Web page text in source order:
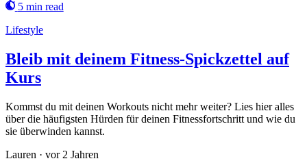
5 min read
Lifestyle
Bleib mit deinem Fitness-Spickzettel auf
Kurs
Kommst du mit deinen Workouts nicht mehr weiter? Lies hier alles
über die häufigsten Hürden für deinen Fitnessfortschritt und wie du
sie überwinden kannst.
Lauren · vor 2 Jahren